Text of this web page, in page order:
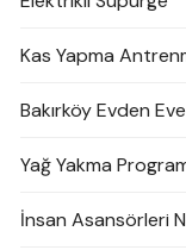
Kas Yapma
Bakırköy Evden
Yağ Yakma
İnsan Asansörleri